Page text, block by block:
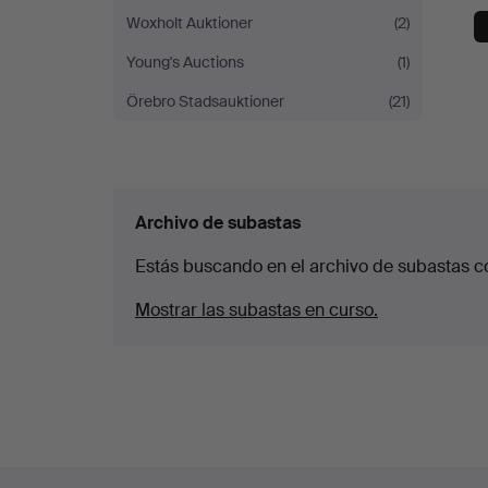
Woxholt Auktioner
(2)
Young's Auctions
(1)
Örebro Stadsauktioner
(21)
Archivo de subastas
Estás buscando en el archivo de subastas
Mostrar las subastas en curso.